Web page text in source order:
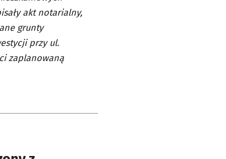
akt notarialny,
grunty
przy ul.
zaplanowaną